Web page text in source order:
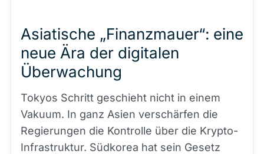
Asiatische „Finanzmauer“: eine
neue Ära der digitalen
Überwachung
Tokyos Schritt geschieht nicht in einem
Vakuum. In ganz Asien verschärfen die
Regierungen die Kontrolle über die Krypto-
Infrastruktur. Südkorea hat sein Gesetz